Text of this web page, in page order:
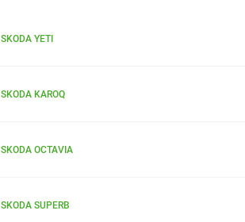
SKODA YETI
SKODA KAROQ
SKODA OCTAVIA
SKODA SUPERB